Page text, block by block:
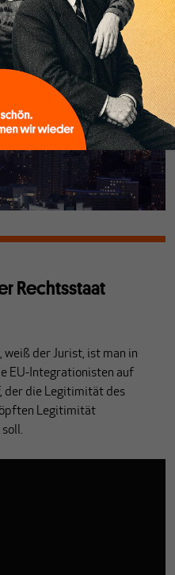
Gazprom gibt?
Rechtsstaat
weiß der Jurist, ist man in
EU-Integrationisten auf
der die Legitimität des
Legitimität